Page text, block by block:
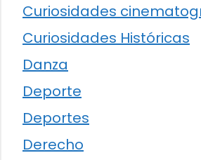
Curiosidades
Curiosidades Históricas
Danza
Deporte
Deportes
Derecho